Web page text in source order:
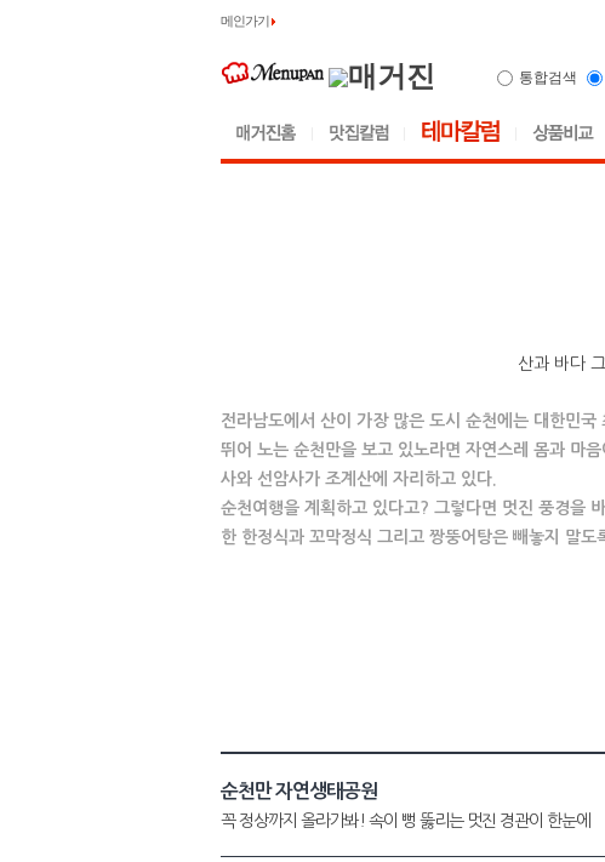
메인가기
통합검색
산과 바다
전라남도에서 산이 가장 많은 도시 순천에는 대한민
뛰어 노는 순천만을 보고 있노라면 자연스레 몸과 마
사와 선암사가 조계산에 자리하고 있다.
순천여행을 계획하고 있다고? 그렇다면 멋진 풍경을
한 한정식과 꼬막정식 그리고 짱뚱어탕은 빼놓지 말도
순천만 자연생태공원
꼭 정상까지 올라가봐! 속이 뻥 뚫리는 멋진 경관이 한눈에